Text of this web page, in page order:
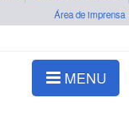
Área de imprensa
MENU